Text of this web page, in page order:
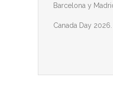
Barcelona y
Canada Day 2026.